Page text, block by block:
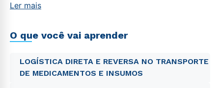
Ler mais
O que você vai aprender
LOGÍSTICA DIRETA E REVERSA NO TRANSPORTE
DE MEDICAMENTOS E INSUMOS